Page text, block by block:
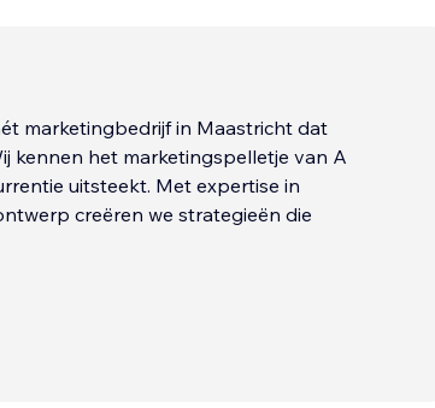
marketingbedrijf in Maastricht dat
kennen het marketingspelletje van A
uitsteekt. Met expertise in
creëren we strategieën die
jouw doelen onze missie en zette